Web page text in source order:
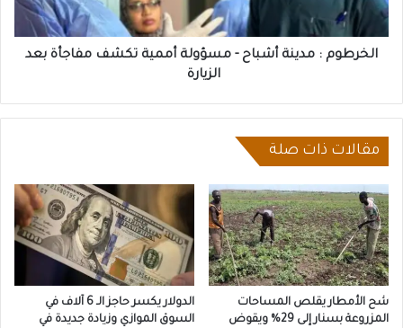
تكشف
مفاجأة
بعدالخرطوم : مدينة أشباح - مسؤولة أممية تكشف مفاجأة بعد
الزيارة
مقالات ذات صلة
شح الأمطار يقلص المساحات
المزروعة بسنار إلى 29% ويقوض
الدولار يكسر حاجز الـ 6 آلاف في
السوق الموازي وزيادة جديدة في